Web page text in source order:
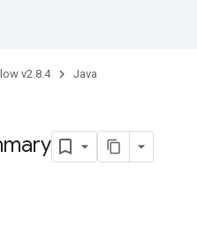
v2.8.4 Java